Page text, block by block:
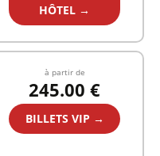
HÔTEL →
à partir de
245.00 €
BILLETS VIP →